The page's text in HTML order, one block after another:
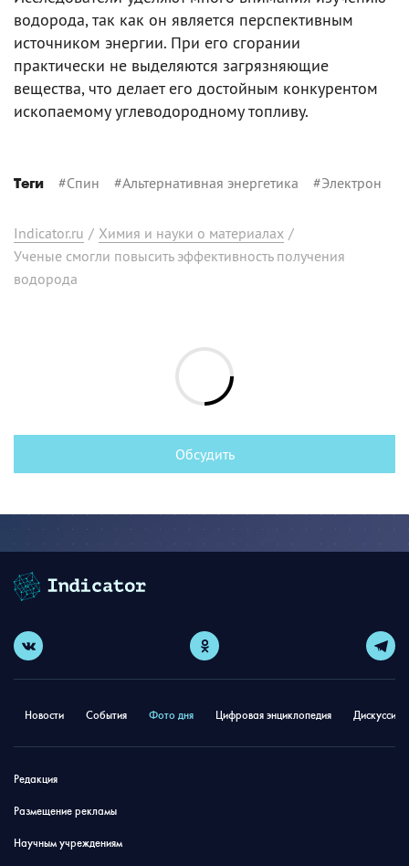
водорода, так как он является перспективным
источником энергии. При его сгорании
практически не выделяются загрязняющие
вещества, что делает его достойным конкурентом
ископаемому углеводородному топливу.
Теги #Спин #Альтернативная энергетика #Электрон
Indicator.ru / Химия и науки о материалах /
Ученые смогли повысить эффективность получения
водорода
Обсудить
Новости События Фото дня Цифровая энциклопедия
Редакция
Размещение рекламы
Научным учреждениям